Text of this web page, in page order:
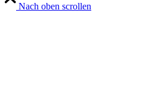
Nach oben scrollen